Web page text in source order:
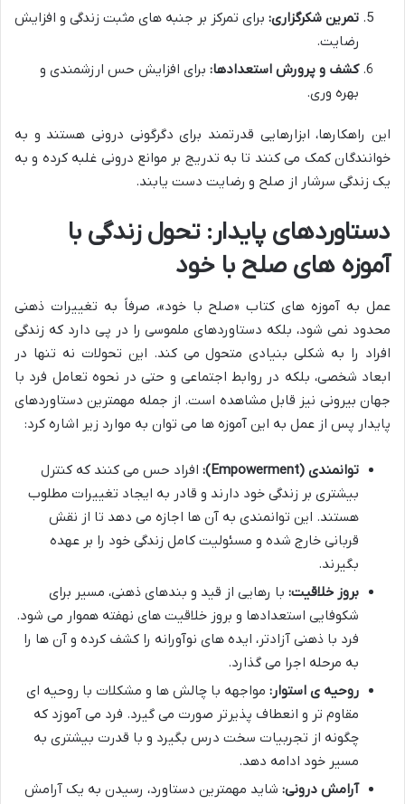
تمرین شکرگزاری: برای تمرکز بر جنبه های مثبت زندگی و افزایش
رضایت.
کشف و پرورش استعدادها: برای افزایش حس ارزشمندی و
بهره وری.
این راهکارها، ابزارهایی قدرتمند برای دگرگونی درونی هستند و به
خوانندگان کمک می کنند تا به تدریج بر موانع درونی غلبه کرده و به
یک زندگی سرشار از صلح و رضایت دست یابند.
دستاوردهای پایدار: تحول زندگی با
آموزه های صلح با خود
عمل به آموزه های کتاب «صلح با خود»، صرفاً به تغییرات ذهنی
محدود نمی شود، بلکه دستاوردهای ملموسی را در پی دارد که زندگی
افراد را به شکلی بنیادی متحول می کند. این تحولات نه تنها در
ابعاد شخصی، بلکه در روابط اجتماعی و حتی در نحوه تعامل فرد با
جهان بیرونی نیز قابل مشاهده است. از جمله مهمترین دستاوردهای
پایدار پس از عمل به این آموزه ها می توان به موارد زیر اشاره کرد:
توانمندی (Empowerment):
افراد حس می کنند که کنترل
بیشتری بر زندگی خود دارند و قادر به ایجاد تغییرات مطلوب
هستند. این توانمندی به آن ها اجازه می دهد تا از نقش
قربانی خارج شده و مسئولیت کامل زندگی خود را بر عهده
بگیرند.
بروز خلاقیت: با رهایی از قید و بندهای ذهنی، مسیر برای
شکوفایی استعدادها و بروز خلاقیت های نهفته هموار می شود.
فرد با ذهنی آزادتر، ایده های نوآورانه را کشف کرده و آن ها را
به مرحله اجرا می گذارد.
روحیه ی استوار: مواجهه با چالش ها و مشکلات با روحیه ای
مقاوم تر و انعطاف پذیرتر صورت می گیرد. فرد می آموزد که
چگونه از تجربیات سخت درس بگیرد و با قدرت بیشتری به
مسیر خود ادامه دهد.
آرامش درونی: شاید مهمترین دستاورد، رسیدن به یک آرامش